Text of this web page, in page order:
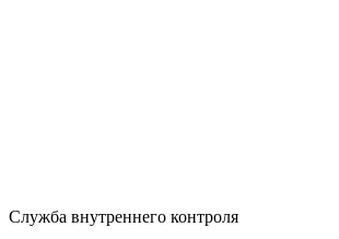
Служба внутреннего контроля